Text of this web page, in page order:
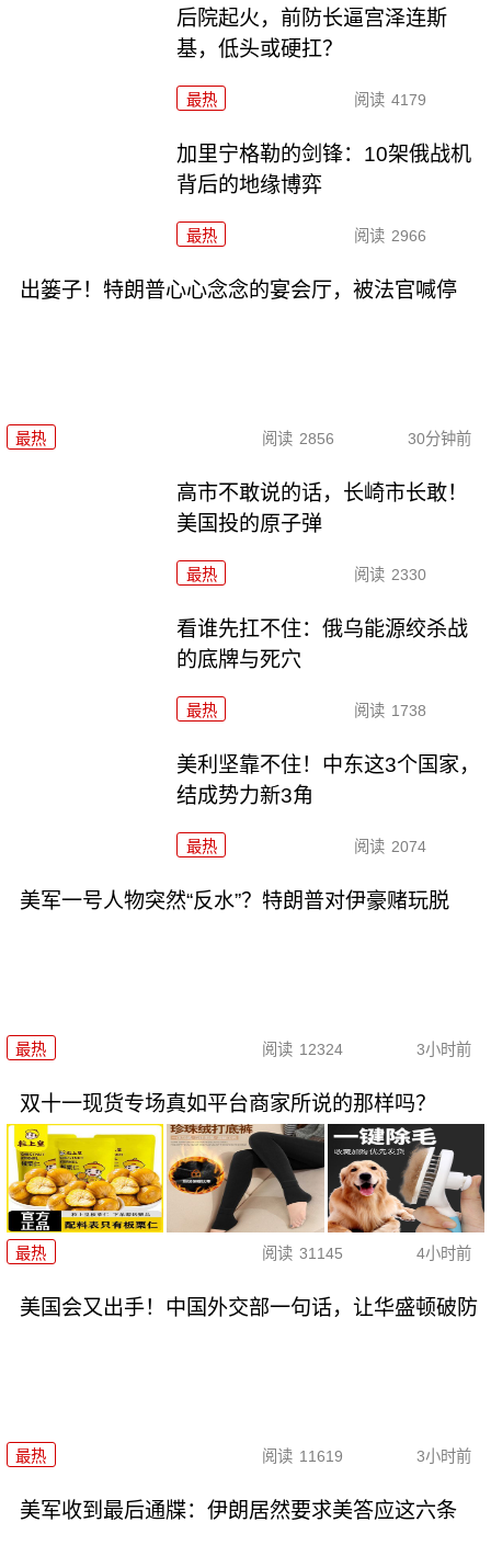
后院起火，前防长逼宫泽连斯
基，低头或硬扛？
最热 阅读 4179
加里宁格勒的剑锋：10架俄战机
背后的地缘博弈
最热 阅读 2966
出篓子！特朗普心心念念的宴会厅，被法官喊停
最热 阅读 2856 30分钟前
高市不敢说的话，长崎市长敢！
美国投的原子弹
最热 阅读 2330
看谁先扛不住：俄乌能源绞杀战
的底牌与死穴
最热 阅读 1738
美利坚靠不住！中东这3个国家，
结成势力新3角
最热 阅读 2074
美军一号人物突然“反水”？特朗普对伊豪赌玩脱
最热 阅读 12324 3小时前
双十一现货专场真如平台商家所说的那样吗？
最热 阅读 31145 4小时前
美国会又出手！中国外交部一句话，让华盛顿破防
最热 阅读 11619 3小时前
美军收到最后通牒：伊朗居然要求美答应这六条